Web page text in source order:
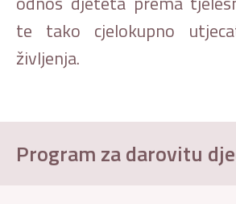
te tako cjelokupno
življenja.
Program za darovitu